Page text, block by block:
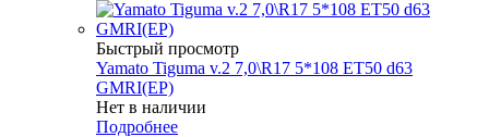
Быстрый просмотр
Yamato Tiguma v.2 7,0\R17 5*108 ET50 d63
GMRI(EP)
Нет в наличии
Подробнее